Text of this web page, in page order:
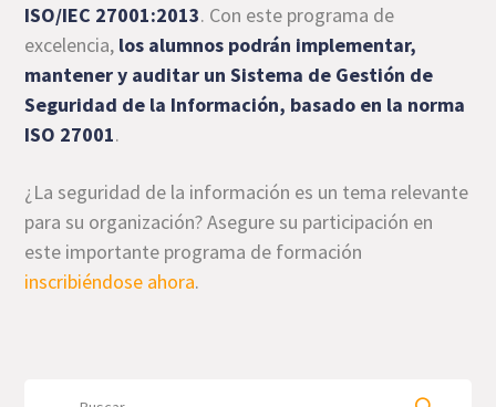
ISO/IEC 27001:2013. Con este programa de
excelencia, los alumnos podrán implementar,
mantener y auditar un Sistema de Gestión de
Seguridad de la Información, basado en la norma
ISO 27001.
¿La seguridad de la información es un tema relevante
para su organización? Asegure su participación en
este importante programa de formación
inscribiéndose ahora.